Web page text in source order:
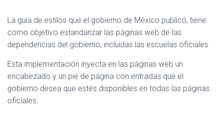
La guía de estilos que el gobierno de México publicó, tiene
como objetivo estandarizar las páginas web de las
dependencias del gobierno, incluidas las escuelas oficiales.
Esta implementación inyecta en las páginas web un
encabezado y un pié de página con entradas que el
gobierno desea que estés disponibles en todas las páginas
oficiales.